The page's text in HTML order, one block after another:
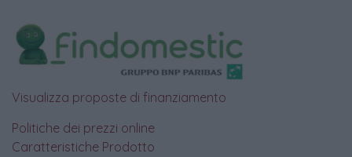
Visualizza proposte di finanziamento
Politiche dei prezzi online
Caratteristiche Prodotto